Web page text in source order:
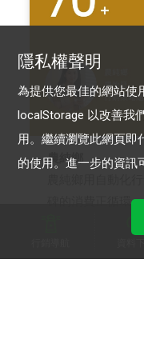
農純鄉
隱私權聲明
為提供您最佳的網站使
localStorage 以改善我
用。繼續瀏覽此網頁即
的使用。進一步的資訊